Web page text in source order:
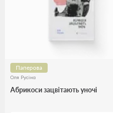
Паперова
Оля Русіна
Абрикоси зацвітають уночі